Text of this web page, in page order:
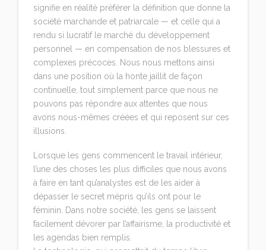
signifie en réalité préférer la définition que donne la
société marchande et patriarcale — et celle qui a
rendu si lucratif le marché du développement
personnel — en compensation de nos blessures et
complexes précoces. Nous nous mettons ainsi
dans une position où la honte jaillit de façon
continuelle, tout simplement parce que nous ne
pouvons pas répondre aux attentes que nous
avons nous-mêmes créées et qui reposent sur ces
illusions.
Lorsque les gens commencent le travail intérieur,
l’une des choses les plus difficiles que nous avons
à faire en tant qu’analystes est de les aider à
dépasser le secret mépris qu’ils ont pour le
féminin. Dans notre société, les gens se laissent
facilement dévorer par l’affairisme, la productivité et
les agendas bien remplis.